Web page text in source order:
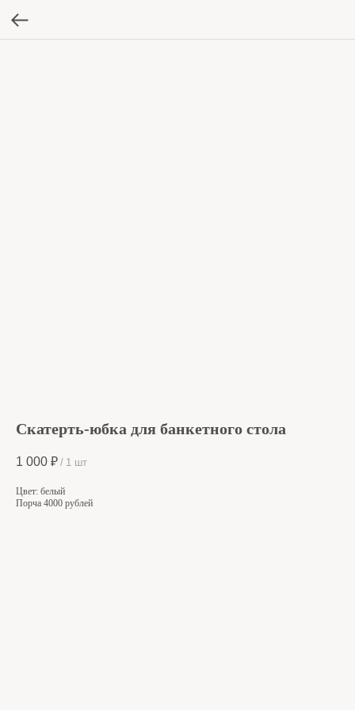
Скатерть-юбка для банкетного стола
1 000 ₽ / 1 шт
Цвет: белый
Порча 4000 рублей